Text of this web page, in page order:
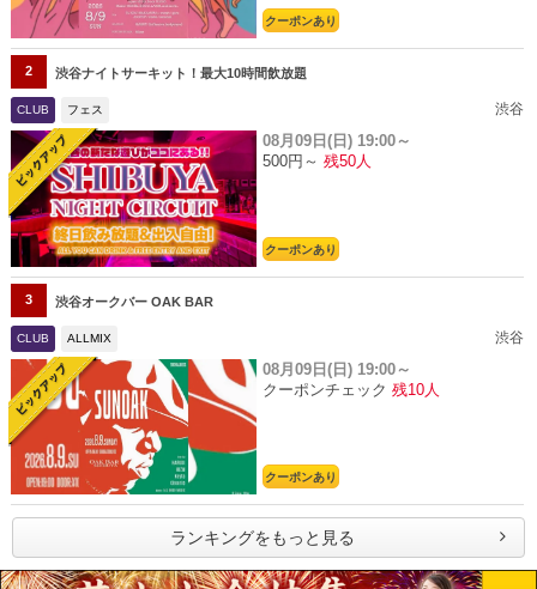
クーポンあり
2 渋谷ナイトサーキット！最大10時間飲放題
CLUB フェス 渋谷
08月09日(日) 19:00～
500円～ 残50人
クーポンあり
3 渋谷オークバー OAK BAR
CLUB ALLMIX 渋谷
08月09日(日) 19:00～
クーポンチェック 残10人
クーポンあり
ランキングをもっと見る